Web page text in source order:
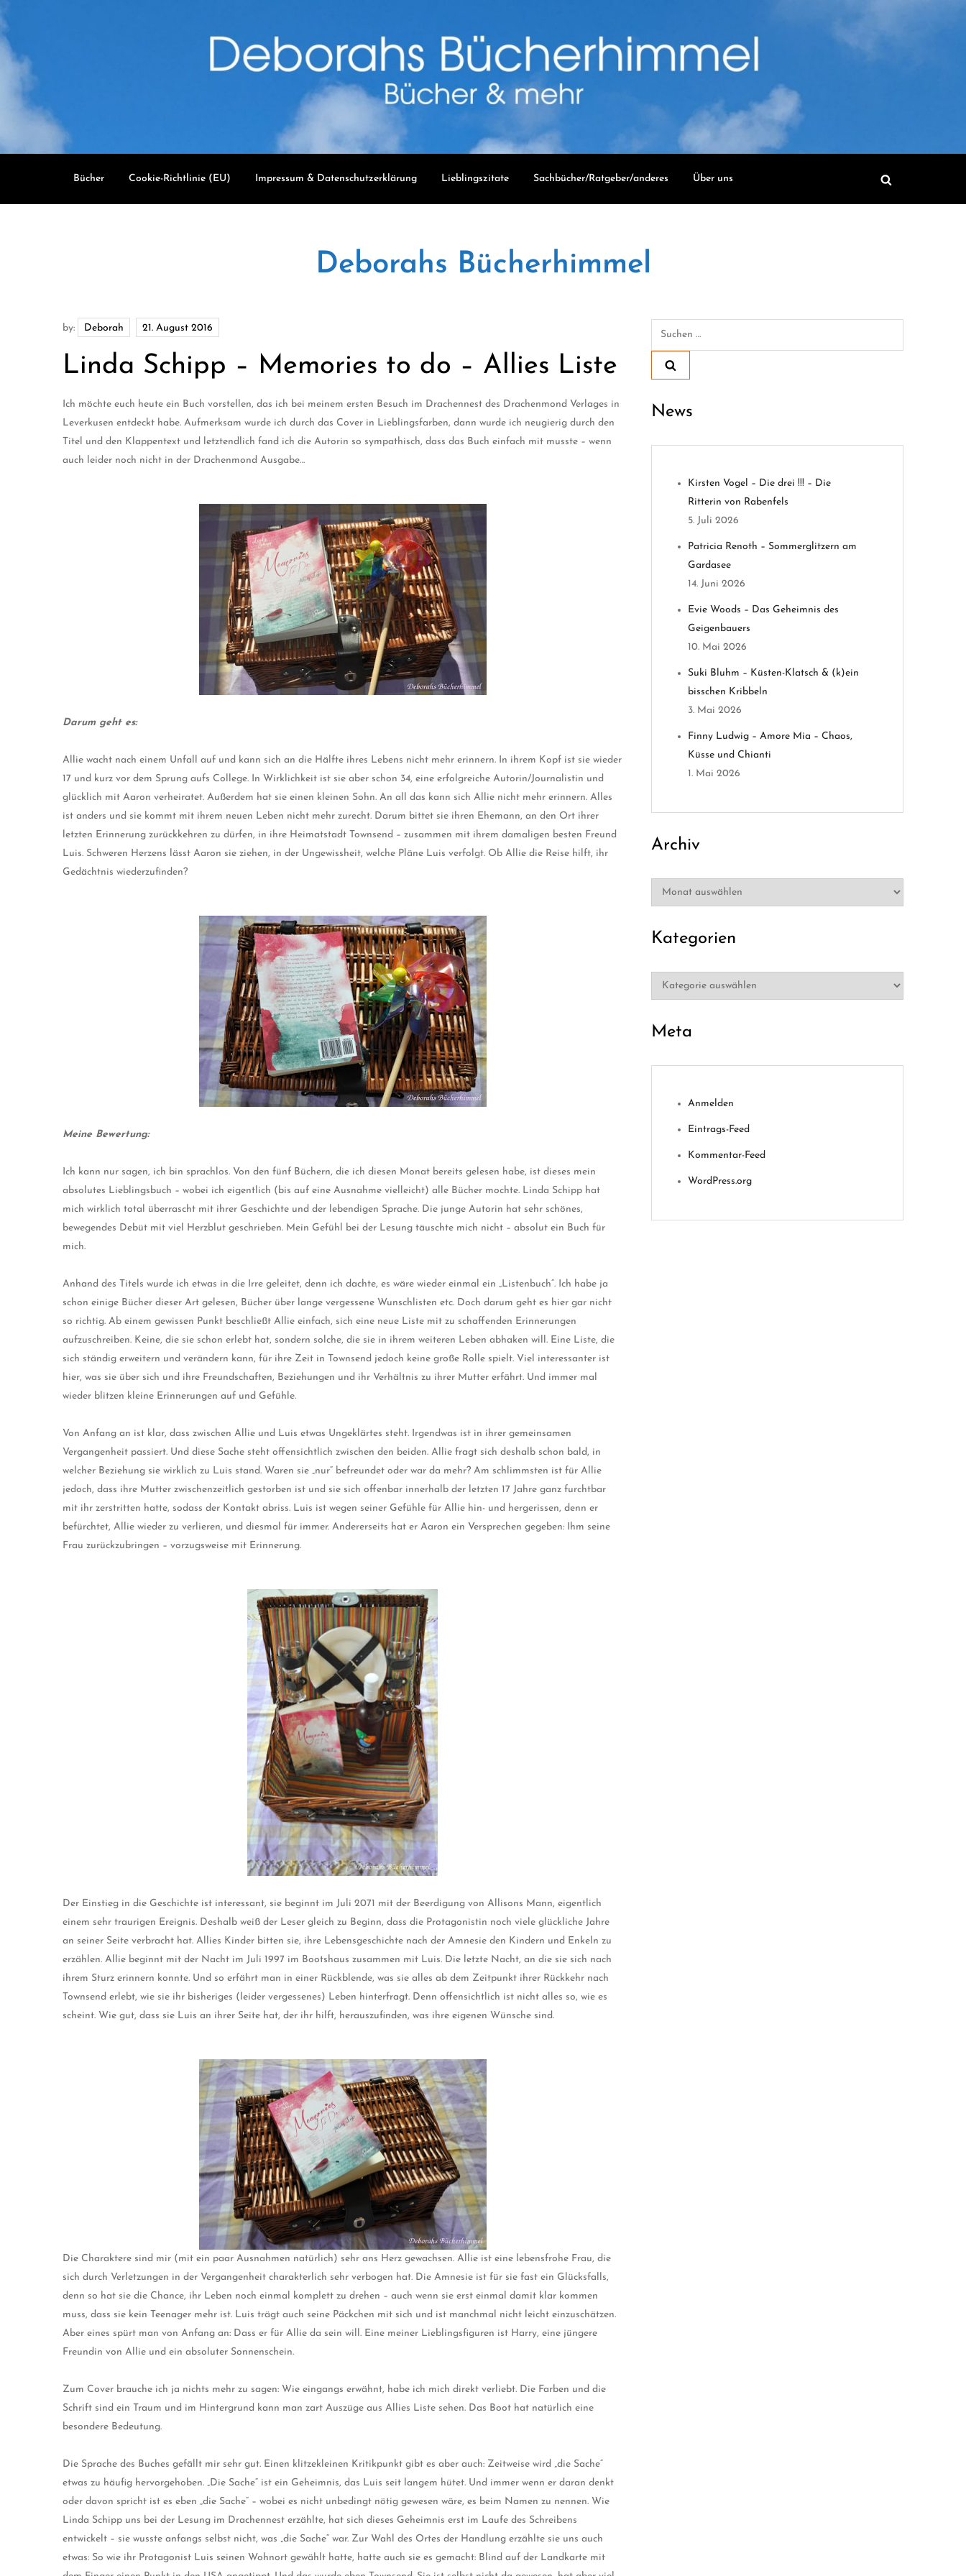
content
Bücher Cookie-Richtlinie (EU) Impressum & Datenschutzerklärung Lieblingszitate Sachbücher/Ratgeber/anderes Über uns
Deborahs Bücherhimmel
by: Deborah
Linda Schipp – Memories to do – Allies Liste
Ich möchte euch heute ein Buch vorstellen, das ich bei meinem ersten Besuch im Drachennest des Drachenmond Verlages in
Leverkusen entdeckt habe. Aufmerksam wurde ich durch das Cover in Lieblingsfarben, dann wurde ich neugierig durch den
Titel und den Klappentext und letztendlich fand ich die Autorin so sympathisch, dass das Buch einfach mit musste – wenn
auch leider noch nicht in der Drachenmond Ausgabe…
Darum geht es:
Allie wacht nach einem Unfall auf und kann sich an die Hälfte ihres Lebens nicht mehr erinnern. In ihrem Kopf ist sie wieder
17 und kurz vor dem Sprung aufs College. In Wirklichkeit ist sie aber schon 34, eine erfolgreiche Autorin/Journalistin und
glücklich mit Aaron verheiratet. Außerdem hat sie einen kleinen Sohn. An all das kann sich Allie nicht mehr erinnern. Alles
ist anders und sie kommt mit ihrem neuen Leben nicht mehr zurecht. Darum bittet sie ihren Ehemann, an den Ort ihrer
letzten Erinnerung zurückkehren zu dürfen, in ihre Heimatstadt Townsend – zusammen mit ihrem damaligen besten Freund
Luis. Schweren Herzens lässt Aaron sie ziehen, in der Ungewissheit, welche Pläne Luis verfolgt. Ob Allie die Reise hilft, ihr
Gedächtnis wiederzufinden?
Meine Bewertung:
Ich kann nur sagen, ich bin sprachlos. Von den fünf Büchern, die ich diesen Monat bereits gelesen habe, ist dieses mein
absolutes Lieblingsbuch – wobei ich eigentlich (bis auf eine Ausnahme vielleicht) alle Bücher mochte. Linda Schipp hat
mich wirklich total überrascht mit ihrer Geschichte und der lebendigen Sprache. Die junge Autorin hat sehr schönes,
bewegendes Debüt mit viel Herzblut geschrieben. Mein Gefühl bei der Lesung täuschte mich nicht – absolut ein Buch für
mich.
Anhand des Titels wurde ich etwas in die Irre geleitet, denn ich dachte, es wäre wieder einmal ein „Listenbuch“. Ich habe ja
schon einige Bücher dieser Art gelesen, Bücher über lange vergessene Wunschlisten etc. Doch darum geht es hier gar nicht
so richtig. Ab einem gewissen Punkt beschließt Allie einfach, sich eine neue Liste mit zu schaffenden Erinnerungen
aufzuschreiben. Keine, die sie schon erlebt hat, sondern solche, die sie in ihrem weiteren Leben abhaken will. Eine Liste, die
sich ständig erweitern und verändern kann, für ihre Zeit in Townsend jedoch keine große Rolle spielt. Viel interessanter ist
hier, was sie über sich und ihre Freundschaften, Beziehungen und ihr Verhältnis zu ihrer Mutter erfährt. Und immer mal
wieder blitzen kleine Erinnerungen auf und Gefühle.
Von Anfang an ist klar, dass zwischen Allie und Luis etwas Ungeklärtes steht. Irgendwas ist in ihrer gemeinsamen
Vergangenheit passiert. Und diese Sache steht offensichtlich zwischen den beiden. Allie fragt sich deshalb schon bald, in
welcher Beziehung sie wirklich zu Luis stand. Waren sie „nur“ befreundet oder war da mehr? Am schlimmsten ist für Allie
jedoch, dass ihre Mutter zwischenzeitlich gestorben ist und sie sich offenbar innerhalb der letzten 17 Jahre ganz furchtbar
mit ihr zerstritten hatte, sodass der Kontakt abriss. Luis ist wegen seiner Gefühle für Allie hin- und hergerissen, denn er
befürchtet, Allie wieder zu verlieren, und diesmal für immer. Andererseits hat er Aaron ein Versprechen gegeben: Ihm seine
Frau zurückzubringen – vorzugsweise mit Erinnerung.
Der Einstieg in die Geschichte ist interessant, sie beginnt im Juli 2071 mit der Beerdigung von Allisons Mann, eigentlich
einem sehr traurigen Ereignis. Deshalb weiß der Leser gleich zu Beginn, dass die Protagonistin noch viele glückliche Jahre
an seiner Seite verbracht hat. Allies Kinder bitten sie, ihre Lebensgeschichte nach der Amnesie den Kindern und Enkeln zu
erzählen. Allie beginnt mit der Nacht im Juli 1997 im Bootshaus zusammen mit Luis. Die letzte Nacht, an die sie sich nach
ihrem Sturz erinnern konnte. Und so erfährt man in einer Rückblende, was sie alles ab dem Zeitpunkt ihrer Rückkehr nach
Townsend erlebt, wie sie ihr bisheriges (leider vergessenes) Leben hinterfragt. Denn offensichtlich ist nicht alles so, wie es
scheint. Wie gut, dass sie Luis an ihrer Seite hat, der ihr hilft, herauszufinden, was ihre eigenen Wünsche sind.
Die Charaktere sind mir (mit ein paar Ausnahmen natürlich) sehr ans Herz gewachsen. Allie ist eine lebensfrohe Frau, die
sich durch Verletzungen in der Vergangenheit charakterlich sehr verbogen hat. Die Amnesie ist für sie fast ein Glücksfalls,
denn so hat sie die Chance, ihr Leben noch einmal komplett zu drehen – auch wenn sie erst einmal damit klar kommen
muss, dass sie kein Teenager mehr ist. Luis trägt auch seine Päckchen mit sich und ist manchmal nicht leicht einzuschätzen.
Aber eines spürt man von Anfang an: Dass er für Allie da sein will. Eine meiner Lieblingsfiguren ist Harry, eine jüngere
Freundin von Allie und ein absoluter Sonnenschein.
Zum Cover brauche ich ja nichts mehr zu sagen: Wie eingangs erwähnt, habe ich mich direkt verliebt. Die Farben und die
Schrift sind ein Traum und im Hintergrund kann man zart Auszüge aus Allies Liste sehen. Das Boot hat natürlich eine
besondere Bedeutung.
Die Sprache des Buches gefällt mir sehr gut. Einen klitzekleinen Kritikpunkt gibt es aber auch: Zeitweise wird „die Sache“
etwas zu häufig hervorgehoben. „Die Sache“ ist ein Geheimnis, das Luis seit langem hütet. Und immer wenn er daran denkt
oder davon spricht ist es eben „die Sache“ – wobei es nicht unbedingt nötig gewesen wäre, es beim Namen zu nennen. Wie
Linda Schipp uns bei der Lesung im Drachennest erzählte, hat sich dieses Geheimnis erst im Laufe des Schreibens
entwickelt – sie wusste anfangs selbst nicht, was „die Sache“ war. Zur Wahl des Ortes der Handlung erzählte sie uns auch
etwas: So wie ihr Protagonist Luis seinen Wohnort gewählt hatte, hatte auch sie es gemacht: Blind auf der Landkarte mit
Suchen
News
Kirsten Vogel – Die drei !!! – Die
Ritterin von Rabenfels
5. Juli 2026
Patricia Renoth – Sommerglitzern am
Gardasee
14. Juni 2026
Evie Woods – Das Geheimnis des
Geigenbauers
10. Mai 2026
Suki Bluhm – Küsten-Klatsch & (k)ein
bisschen Kribbeln
3. Mai 2026
Finny Ludwig – Amore Mia – Chaos,
Küsse und Chianti
1. Mai 2026
Archiv
Archiv
Kategorien
Kategorien
Meta
Anmelden
Eintrags-Feed
Kommentar-Feed
WordPress.org